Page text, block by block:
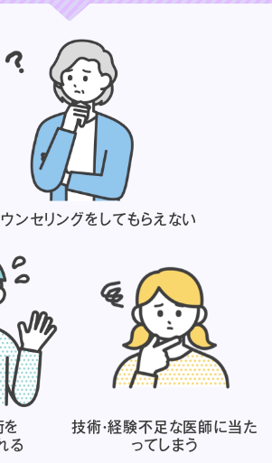
ンセリングをしてもらえない
を
る
技術・経験不足な医師に当た
ってしまう